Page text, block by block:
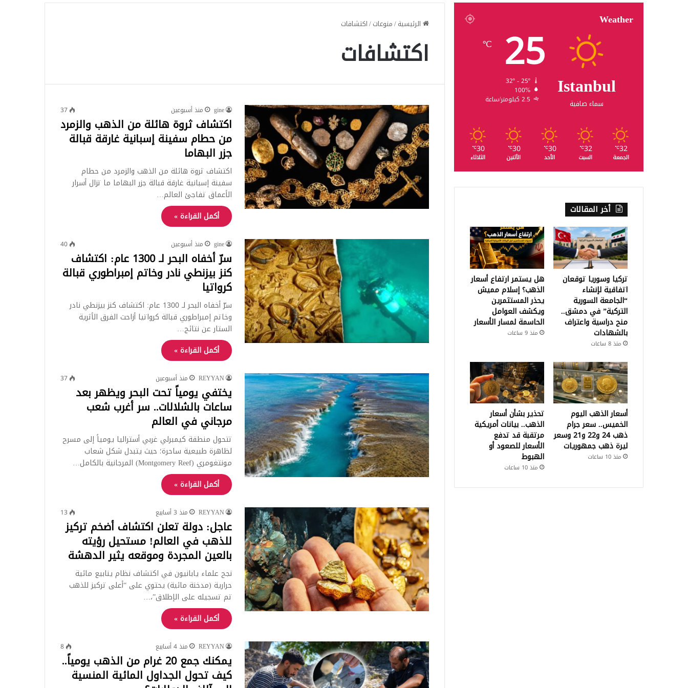
الرئيسية/منوعات/اكتشافات
اكتشافات
gine منذ أسبوعين 37
اكتشاف ثروة هائلة من الذهب والزمرد
من حطام سفينة إسبانية غارقة قبالة
جزر البهاما
اكتشاف ثروة هائلة من الذهب والزمرد من حطام
سفينة إسبانية غارقة قبالة جزر البهاما ما تزال أسرار
الأعماق تفاجئ العالم…
أكمل القراءة »
gine منذ أسبوعين 40
سرّ أخفاه البحر لـ 1300 عام: اكتشاف
كنز بيزنطي نادر وخاتم إمبراطوري قبالة
كرواتيا
سرّ أخفاه البحر لـ 1300 عام: اكتشاف كنز بيزنطي نادر
وخاتم إمبراطوري قبالة كرواتيا أزاحت الفرق الأثرية
الستار عن نتائج…
أكمل القراءة »
REYYAN منذ أسبوعين 37
يختفي يومياً تحت البحر ويظهر بعد
ساعات بالشلالات.. سر أغرب شعب
مرجاني في العالم
تتحول منطقة كيمبرلي غربي أستراليا يومياً إلى مسرح
لظاهرة طبيعية ساحرة؛ حيث يتبدل شكل شعاب
مونتغومري (Montgomery Reef) المرجانية بالكامل…
أكمل القراءة »
REYYAN منذ 3 أسابيع 13
عاجل: دولة تعلن اكتشاف أضخم تركيز
للذهب في العالم! مستحيل رؤيته
بالعين المجردة وموقعه يثير الدهشة
نجح علماء يابانيون في اكتشاف نظام ينابيع مائية
حرارية (مدخنة مائية) يحتوي على “أعلى تركيز للذهب
تم تسجيله على الإطلاق”،…
أكمل القراءة »
REYYAN منذ 4 أسابيع 8
يمكنك جمع 20 غرام من الذهب يومياً..
كيف تحول الجداول المائية المنسية
Weather
Istanbul
سماء صافية
25
℃
32º - 25º
100%
2.5 كيلومتر/ساعة
32
℃
الجمعة
32
℃
السبت
30
℃
الأحد
30
℃
الأثنين
30
℃
الثلاثاء
أخر المقالات
تركيا وسوريا توقعان
اتفاقية لإنشاء
“الجامعة السورية
التركية” في دمشق..
منح دراسية واعتراف
بالشهادات
منذ 8 ساعات
هل يستمر ارتفاع أسعار
الذهب؟ إسلام مميش
يحذر المستثمرين
ويكشف العوامل
الحاسمة لمسار الأسعار
منذ 9 ساعات
أسعار الذهب اليوم
الخميس.. سعر جرام
ذهب 24 و22 و21 وسعر
ليرة ذهب جمهوريات
منذ 10 ساعات
تحذير بشأن أسعار
الذهب.. بيانات أمريكية
مرتقبة قد تدفع
الأسعار للصعود أو
الهبوط
منذ 10 ساعات